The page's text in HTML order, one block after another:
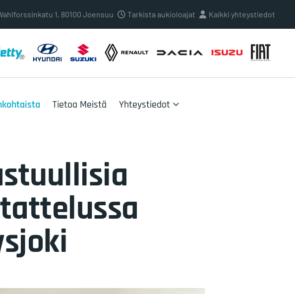
1, 80100 Joensuu Tarkista aukioloajat Kaikki yhteystiedot
Tietoa Meistä Yhteystiedot